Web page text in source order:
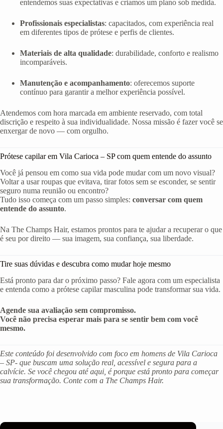
entendemos suas expectativas e criamos um plano sob medida.
Profissionais especialistas: capacitados, com experiência real
em diferentes tipos de prótese e perfis de clientes.
Materiais de alta qualidade: durabilidade, conforto e realismo
incomparáveis.
Manutenção e acompanhamento: oferecemos suporte
contínuo para garantir a melhor experiência possível.
Atendemos com hora marcada em ambiente reservado, com total
discrição e respeito à sua individualidade. Nossa missão é fazer você se
enxergar de novo — com orgulho.
Prótese capilar em Vila Carioca – SP com quem entende do assunto
Você já pensou em como sua vida pode mudar com um novo visual?
Voltar a usar roupas que evitava, tirar fotos sem se esconder, se sentir
seguro numa reunião ou encontro?
Tudo isso começa com um passo simples: conversar com quem
entende do assunto.
Na The Champs Hair, estamos prontos para te ajudar a recuperar o que
é seu por direito — sua imagem, sua confiança, sua liberdade.
Tire suas dúvidas e descubra como mudar hoje mesmo
Está pronto para dar o próximo passo? Fale agora com um especialista
e entenda como a prótese capilar masculina pode transformar sua vida.
Agende sua avaliação sem compromisso.
Você não precisa esperar mais para se sentir bem com você
mesmo.
Este conteúdo foi desenvolvido com foco em homens de Vila Carioca
– SP- que buscam uma solução real, acessível e segura para a
calvície. Se você chegou até aqui, é porque está pronto para começar
sua transformação. Conte com a The Champs Hair.